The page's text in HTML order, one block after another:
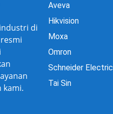
di
kami.
Aveva
Hikvision
Moxa
Omron
Schneider Electric
Tai Sin